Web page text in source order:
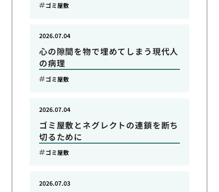
ゴミ屋敷
心の隙間を物で埋めてしまう現代人
の病理
2026.07.04
ゴミ屋敷
ゴミ屋敷とネグレクトの連鎖を断ち
切るために
2026.07.04
ゴミ屋敷
2026.07.03